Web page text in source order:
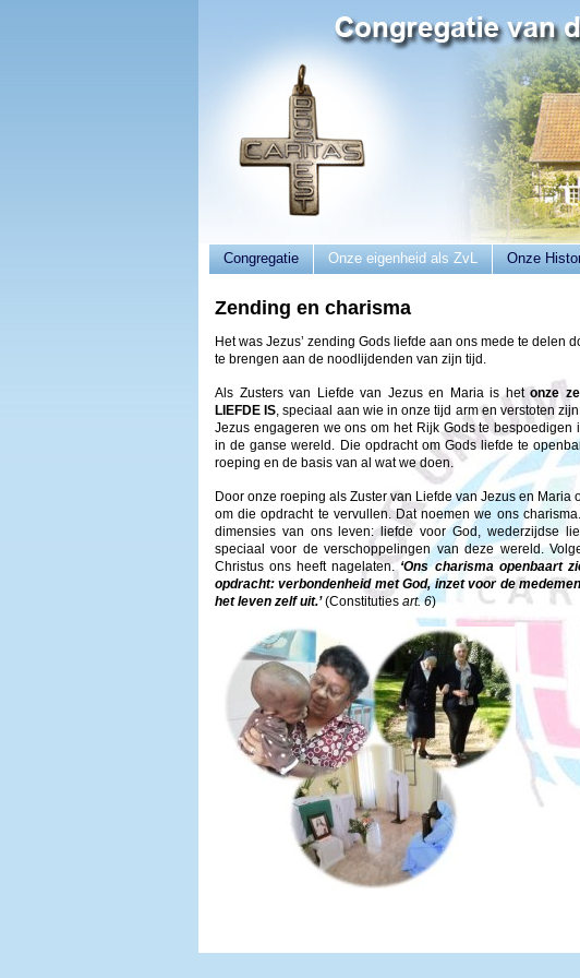
Congregatie Onze eigenheid als ZvL Onze
Zending en charisma
Het was Jezus’ zending Gods liefde aan ons mede te
te brengen aan de noodlijdenden van zijn tijd.
Als Zusters van Liefde van Jezus en Maria is het onze
LIEFDE IS, speciaal aan wie in onze tijd arm en verstoten
Jezus engageren we ons om het Rijk Gods te
in de ganse wereld. Die opdracht om Gods liefde te
roeping en de basis van al wat we doen.
Door onze roeping als Zuster van Liefde van Jezus en
om die opdracht te vervullen. Dat noemen we ons
dimensies van ons leven: liefde voor God, wederzijdse
speciaal voor de verschoppelingen van deze wereld.
Christus ons heeft nagelaten. ‘Ons charisma openbaart
opdracht: verbondenheid met God, inzet voor de
het leven zelf uit.’ (Constituties art. 6)